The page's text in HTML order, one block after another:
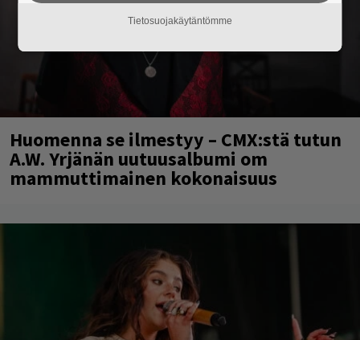
Huomenna se ilmestyy – CMX:stä tutun
A.W. Yrjänän uutuusalbumi om
mammuttimainen kokonaisuus
Tietosuojakäytäntömme